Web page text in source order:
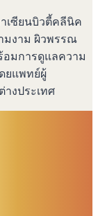
าเซียนบิวตี้คลีนิค
มงาม ผิวพรรณ
อมการดูแลความ
ยแพทย์ผู้
งประเทศ